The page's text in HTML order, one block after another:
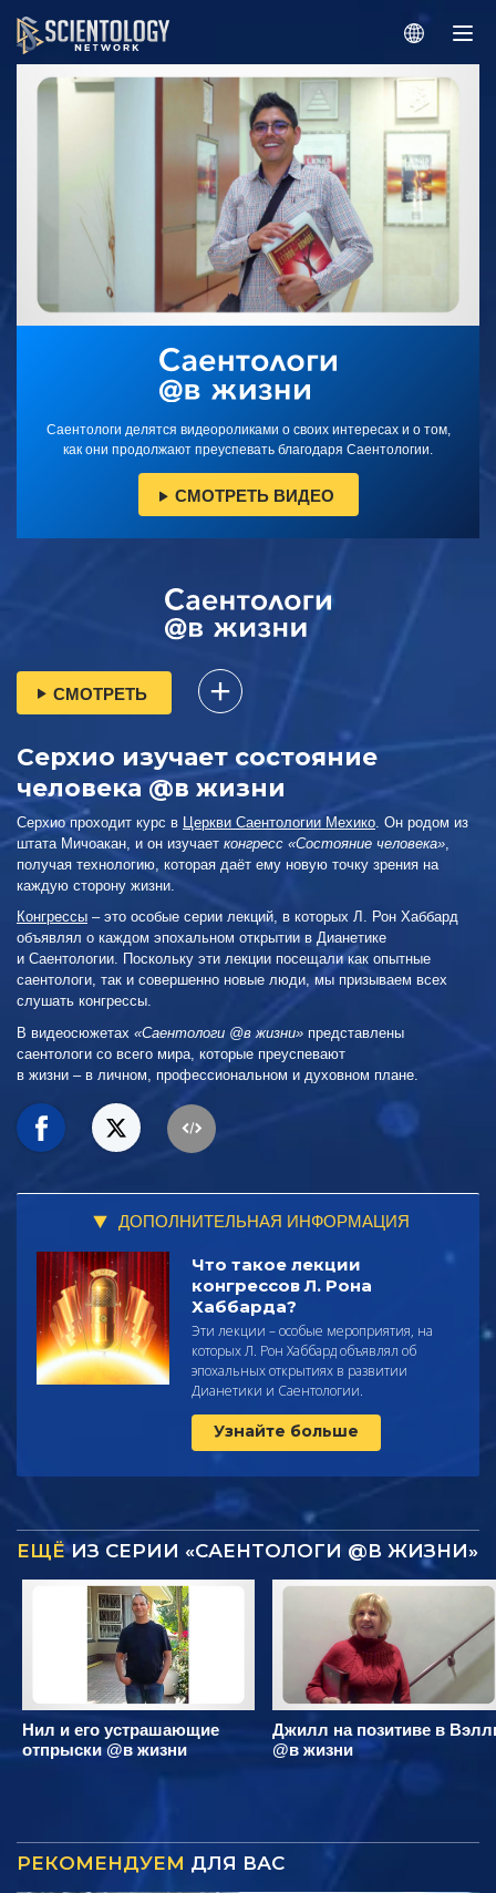
Саентологи делятся видеороликами о своих интересах и о том,
как они продолжают преуспевать благодаря Саентологии.
СМОТРЕТЬ ВИДЕО
СМОТРЕТЬ
Серхио изучает состояние
человека @в жизни
Серхио проходит курс в Церкви Саентологии Мехико . Он родом из
штата Мичоакан, и он изучает конгресс «Состояние человека»
получая технологию, которая даёт ему новую точку зрения на
каждую сторону жизни.
Конгрессы – это особые серии лекций, в которых Л. Рон Хаббард
объявлял о каждом эпохальном открытии в Дианетике
и Саентологии. Поскольку эти лекции посещали как опытные
саентологи, так и совершенно новые люди, мы призываем всех
слушать конгрессы.
В видеосюжетах «Саентологи @в жизни» представлены
саентологи со всего мира, которые преуспевают
в жизни – в личном,
профессиональном и духовном плане.
ДОПОЛНИТЕЛЬНАЯ ИНФОРМАЦИЯ
Что такое лекции
конгрессов Л. Рона
Хаббарда?
Эти лекции – особые мероприятия, на
которых Л. Рон Хаббард объявлял об
эпохальных открытиях в развитии
Дианетики и Саентологии.
Узнайте больше
ЕЩЁИЗ СЕРИИ «САЕНТОЛОГИ @В ЖИЗНИ»
Нил и его устрашающие
отпрыски @в жизни
Джилл на позитиве в
@в жизни
РЕКОМЕНДУЕМ ДЛЯ ВАС